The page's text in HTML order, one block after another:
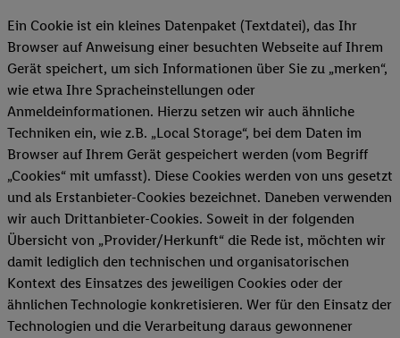
Ein Cookie ist ein kleines Datenpaket (Textdatei), das Ihr
Browser auf Anweisung einer besuchten Webseite auf Ihrem
Gerät speichert, um sich Informationen über Sie zu „merken“,
wie etwa Ihre Spracheinstellungen oder
Anmeldeinformationen. Hierzu setzen wir auch ähnliche
Techniken ein, wie z.B. „Local Storage“, bei dem Daten im
Browser auf Ihrem Gerät gespeichert werden (vom Begriff
„Cookies“ mit umfasst). Diese Cookies werden von uns gesetzt
und als Erstanbieter-Cookies bezeichnet. Daneben verwenden
wir auch Drittanbieter-Cookies. Soweit in der folgenden
Übersicht von „Provider/Herkunft“ die Rede ist, möchten wir
damit lediglich den technischen und organisatorischen
Kontext des Einsatzes des jeweiligen Cookies oder der
ähnlichen Technologie konkretisieren. Wer für den Einsatz der
Technologien und die Verarbeitung daraus gewonnener